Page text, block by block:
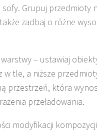
Grupuj przedmioty
zadbaj o różne
– ustawiaj
w tle, a niższe
przestrzeń, która
przeładowania.
modyfikacji